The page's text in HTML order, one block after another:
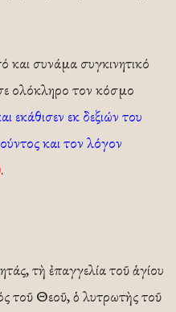
συνάμα συγκινητικό
ολόκληρο τον κόσμο
εκάθισεν εκ δεξιών του
και τον λόγον
.
τὴ ἐπαγγελία τοῦ ἁγίου
τοῦ Θεοῦ, ὁ λυτρωτὴς τοῦ